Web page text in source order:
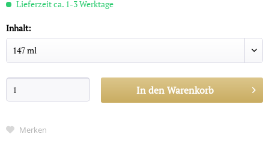
Lieferzeit ca. 1-3 Werktage
Inhalt:
In denWarenkorb
Merken